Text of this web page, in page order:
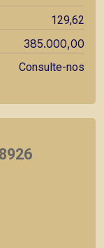
129,62
385.000,00
Consulte-nos